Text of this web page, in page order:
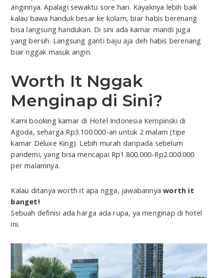
anginnya. Apalagi sewaktu sore hari. Kayaknya lebih baik
kalau bawa handuk besar ke kolam, biar habis berenang
bisa langsung handukan. Di sini ada kamar mandi juga
yang bersih. Langsung ganti baju aja deh habis berenang
biar nggak masuk angin.
Worth It Nggak
Menginap di Sini?
Kami booking kamar di Hotel Indonesia Kempinski di
Agoda, seharga Rp3.100.000-an untuk 2 malam (tipe
kamar Deluxe King). Lebih murah daripada sebelum
pandemi, yang bisa mencapai Rp1.800.000-Rp2.000.000
per malamnya.
Kalau ditanya worth it apa ngga, jawabannyaworth it
banget!
Sebuah definisi ada harga ada rupa, ya menginap di hotel
ini.